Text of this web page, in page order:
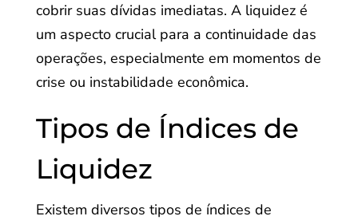
cobrir suas dívidas imediatas. A liquidez é
um aspecto crucial para a continuidade das
operações, especialmente em momentos de
crise ou instabilidade econômica.
Tipos de Índices de
Liquidez
Existem diversos tipos de índices de